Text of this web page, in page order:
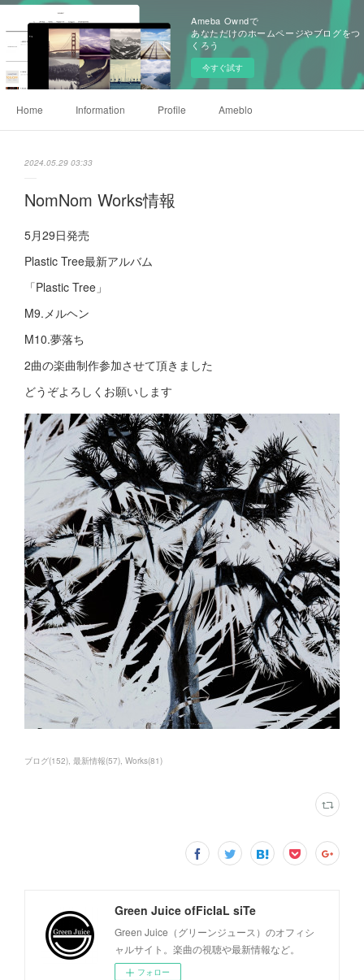
Ameba Owndで
あなただけのホームページやブログをつ
くろう
今すぐ試す
Home Information Profile Ameblo
2024.05.29 03:33
NomNom Works情報
5月29日発売
Plastic Tree最新アルバム
「Plastic Tree」
M9.メルヘン
M10.夢落ち
2曲の楽曲制作参加させて頂きました
どうぞよろしくお願いします
ブログ(152) 最新情報(57) Works(81)
Green Juice ofFicIaL siTe
Green Juice（グリーンジュース）のオフィシ
ャルサイト。楽曲の視聴や最新情報など。
フォロー